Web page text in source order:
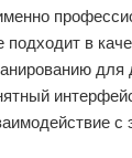
подходит в
с